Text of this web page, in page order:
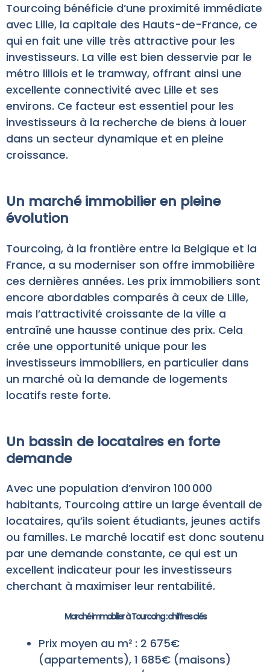
Tourcoing bénéficie d’une proximité immédiate
avec Lille, la capitale des Hauts-de-France, ce
qui en fait une ville très attractive pour les
investisseurs. La ville est bien desservie par le
métro lillois et le tramway, offrant ainsi une
excellente connectivité avec Lille et ses
environs. Ce facteur est essentiel pour les
investisseurs à la recherche de biens à louer
dans un secteur dynamique et en pleine
croissance.
Un marché immobilier en pleine
évolution
Tourcoing, à la frontière entre la Belgique et la
France, a su moderniser son offre immobilière
ces dernières années. Les prix immobiliers sont
encore abordables comparés à ceux de Lille,
mais l’attractivité croissante de la ville a
entraîné une hausse continue des prix. Cela
crée une opportunité unique pour les
investisseurs immobiliers, en particulier dans
un marché où la demande de logements
locatifs reste forte.
Un bassin de locataires en forte
demande
Avec une population d’environ 100 000
habitants, Tourcoing attire un large éventail de
locataires, qu’ils soient étudiants, jeunes actifs
ou familles. Le marché locatif est donc soutenu
par une demande constante, ce qui est un
excellent indicateur pour les investisseurs
cherchant à maximiser leur rentabilité.
Marché immobilier à Tourcoing : chiffres clés
Prix moyen au m² : 2 675€
(appartements), 1 685€ (maisons)